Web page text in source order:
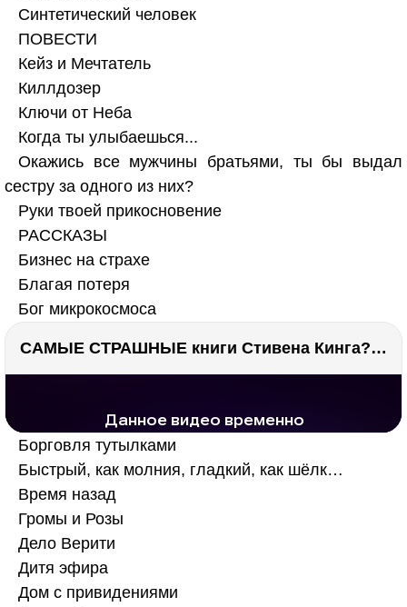
Синтетический человек
ПОВЕСТИ
Кейз и Мечтатель
Киллдозер
Ключи от Неба
Когда ты улыбаешься...
Окажись все мужчины братьями, ты бы выдал
сестру за одного из них?
Руки твоей прикосновение
РАССКАЗЫ
Бизнес на страхе
Благая потеря
Бог микрокосмоса
САМЫЕ СТРАШНЫЕ книги Стивена Кинга???
Борговля тутылками
Быстрый, как молния, гладкий, как шёлк…
Время назад
Громы и Розы
Дело Верити
Дитя эфира
Дом с привидениями